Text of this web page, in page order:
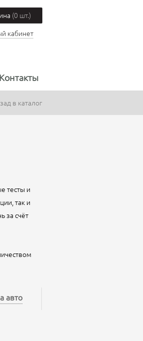
(0 шт.)
кабинет
Контакты
в каталог
тесты и
так и
за счёт
авто